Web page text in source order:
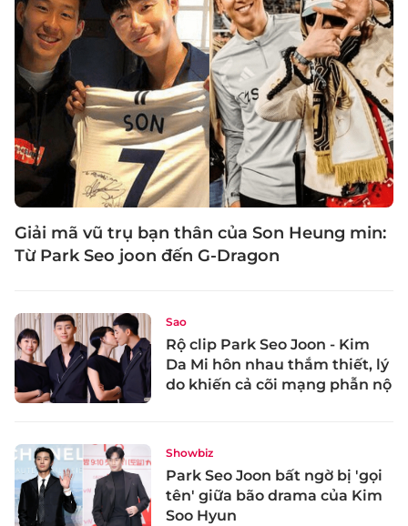
Giải mã vũ trụ bạn thân của Son Heung min:
Từ Park Seo joon đến G-Dragon
Sao
Rộ clip Park Seo Joon - Kim
Da Mi hôn nhau thắm thiết, lý
do khiến cả cõi mạng phẫn nộ
Showbiz
Park Seo Joon bất ngờ bị 'gọi
tên' giữa bão drama của Kim
Soo Hyun